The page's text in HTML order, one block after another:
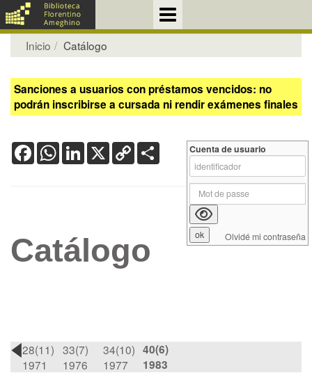
Inicio Catálogo
Sanciones a usuarios con préstamos vencidos: no
podrán inscribirse a cursada ni rendir exámenes finales
FacebookWhatsApp
LinkedIn
X Copy
Link
Catálogo
28(11)
1971
33(7)
1976
34(10)
1977
40(6)
1983
Cuenta de usuario
Olvidé mi contraseña